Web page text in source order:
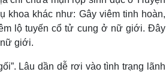
khoa khác như: Gây viêm tinh hoàn,
lộ tuyến cổ tử cung ở nữ giới. Đây
giới.
Lâu dần dễ rơi vào tình trạng lãnh